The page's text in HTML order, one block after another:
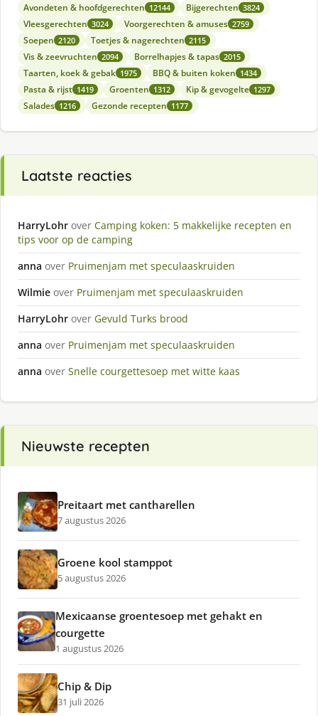
Avondeten & hoofdgerechten 12144 Bijgerechten 3824
Vleesgerechten 3024 Voorgerechten & amuses 2759
Soepen 2120 Toetjes & nagerechten 2115
Vis & zeevruchten 2094 Borrelhapjes & tapas 2015
Taarten, koek & gebak 1975 BBQ & buiten koken 1434
Pasta & rijst 1419 Groenten 1312 Kip & gevogelte 1297
Salades 1216 Gezonde recepten 1177
Laatste reacties
HarryLohr over Camping koken: 5 makkelijke recepten en
tips voor op de camping
anna over Pruimenjam met speculaaskruiden
Wilmie over Pruimenjam met speculaaskruiden
HarryLohr over Gevuld Turks brood
anna over Pruimenjam met speculaaskruiden
anna over Snelle courgettesoep met witte kaas
Nieuwste recepten
Preitaart met cantharellen
7 augustus 2026
Groene kool stamppot
5 augustus 2026
Mexicaanse groentesoep met gehakt en
courgette
1 augustus 2026
Chip & Dip
31 juli 2026